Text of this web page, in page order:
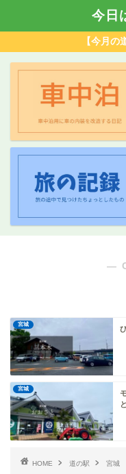
今日
【今月の
―